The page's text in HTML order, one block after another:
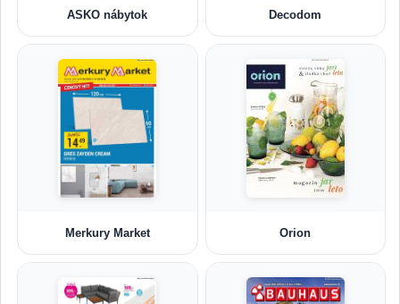
ASKO nábytok Decodom
Merkury Market Orion